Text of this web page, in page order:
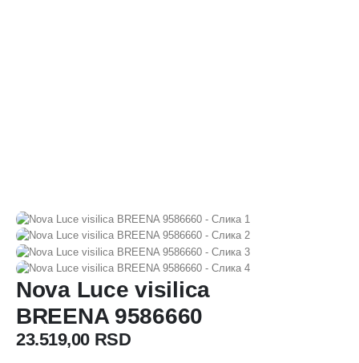
Nova Luce visilica
BREENA 9586660
23.519,00 RSD